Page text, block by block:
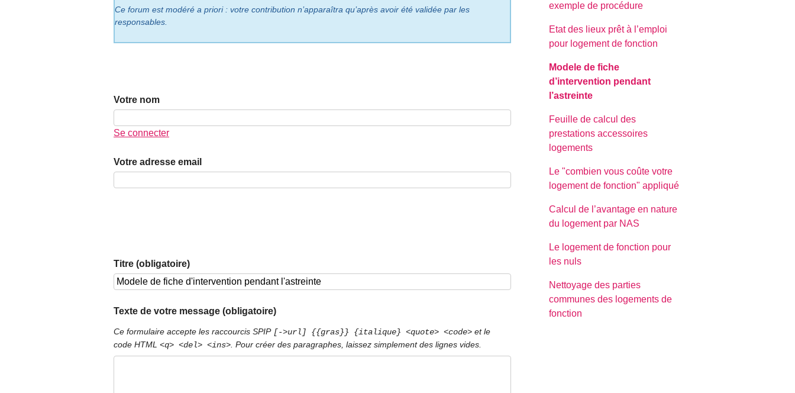
Ce forum est modéré a priori : votre contribution n’apparaîtra qu’après avoir été validée par les
responsables.
Votre nom
Se connecter
Votre adresse email
Titre (obligatoire)
Texte de votre message (obligatoire)
Ce formulaire accepte les raccourcis SPIP [->url] {{gras}} {italique} <quote> <code> et le
code HTML <q> <del> <ins> . Pour créer des paragraphes, laissez simplement des lignes vides.
exemple de procédure
Etat des lieux prêt à l’emploi
pour logement de fonction
Modele de fiche
d’intervention pendant
l’astreinte
Feuille de calcul des
prestations accessoires
logements
Le "combien vous coûte votre
logement de fonction" appliqué
Calcul de l’avantage en nature
du logement par NAS
Le logement de fonction pour
les nuls
Nettoyage des parties
communes des logements de
fonction